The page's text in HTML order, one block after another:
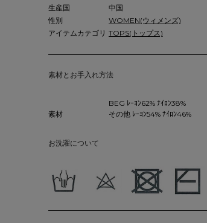
生産国
中国
性別
WOMEN(ウィメンズ)
アイテムカテゴリ TOPS(トップス)
素材とお手入れ方法
素材
BEG ﾚｰﾖﾝ62% ﾅｲﾛﾝ38%
その他 ﾚｰﾖﾝ54% ﾅｲﾛﾝ46%
お洗濯について